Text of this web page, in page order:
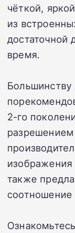
чёткой,
из
достаточной
время.
2-го
также
соотношение